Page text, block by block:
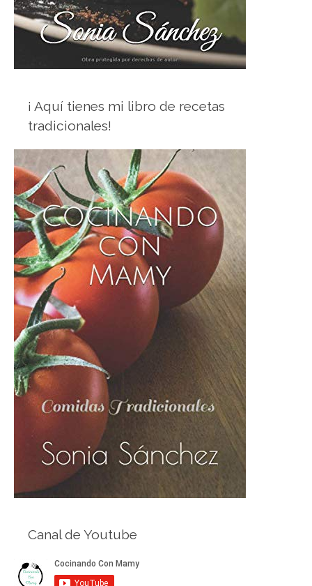
¡ Aquí tienes mi libro de recetas
tradicionales!
Canal de Youtube